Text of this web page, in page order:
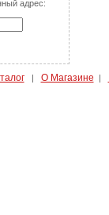
адрес:
| О Магазине |